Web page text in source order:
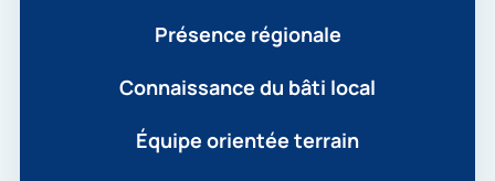
Présence régionale
Connaissance du bâti local
Équipe orientée terrain